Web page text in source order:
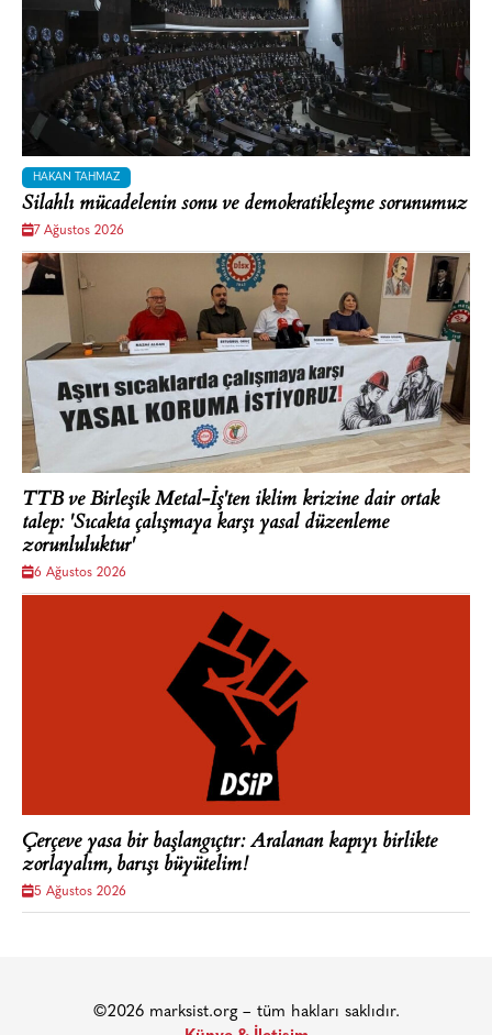
HAKAN TAHMAZ
Silahlı mücadelenin sonu ve demokratikleşme sorunumuz
7 Ağustos 2026
TTB ve Birleşik Metal-İş'ten iklim krizine dair ortak
talep: 'Sıcakta çalışmaya karşı yasal düzenleme
zorunluluktur'
6 Ağustos 2026
Çerçeve yasa bir başlangıçtır: Aralanan kapıyı birlikte
zorlayalım, barışı büyütelim!
5 Ağustos 2026
©2026 marksist.org – tüm hakları saklıdır.